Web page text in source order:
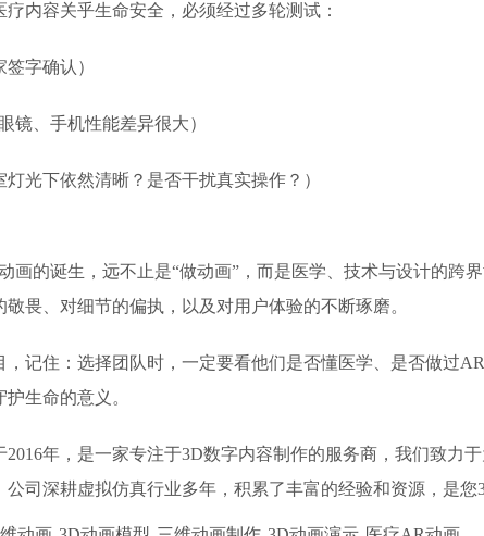
内容关乎生命安全，必须经过多轮测试：
字确认）
镜、手机性能差异很大）
光下依然清晰？是否干扰真实操作？）
画的诞生，远不止是“做动画”，而是医学、技术与设计的跨
畏、对细节的偏执，以及对用户体验的不断琢磨。
，记住：选择团队时，一定要看他们是否懂医学、是否做过
生命的意义。
年，是一家专注于3D数字内容制作的服务商，我们致力
公司深耕虚拟仿真行业多年，积累了丰富的经验和资源，是您